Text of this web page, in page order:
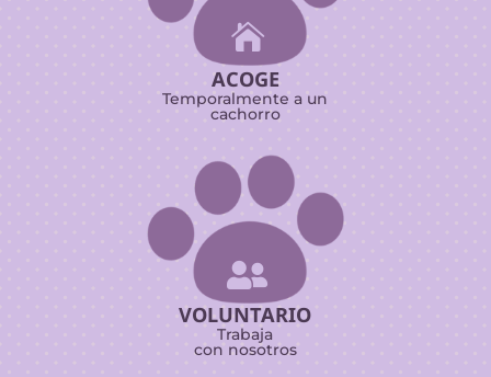

ACOGE
Temporalmente a un
cachorro

VOLUNTARIO
Trabaja
con nosotros